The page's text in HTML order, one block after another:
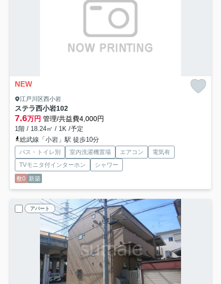
NEW
江戸川区西小岩
ステラ西小岩102
7.6万円 管理/共益費4,000円
1階 / 18.24㎡ / 1K /予定
総武線「小岩」駅 徒歩10分
バス・トイレ別 室内洗濯機置場 エアコン
電気有
TVモニタ付インターホン
シャワー
敷0 新築
アパート